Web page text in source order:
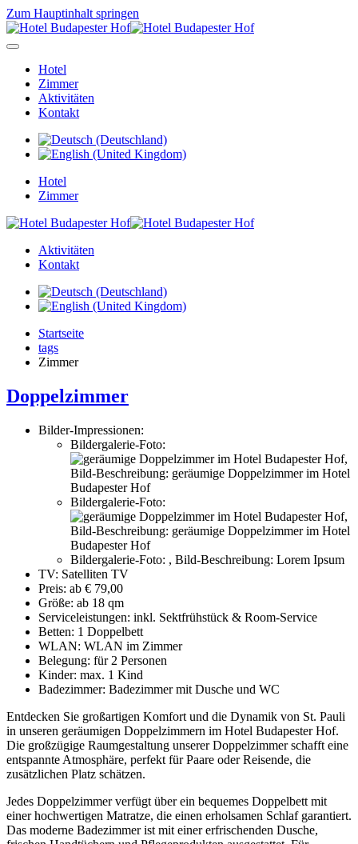
Zum Hauptinhalt springen
Hotel
Zimmer
Aktivitäten
Kontakt
Hotel
Zimmer
Aktivitäten
Kontakt
Startseite
tags
Zimmer
Doppelzimmer
Bilder-Impressionen:
Bildergalerie-Foto:
,
Bild-Beschreibung: geräumige Doppelzimmer im Hotel
Budapester Hof
Bildergalerie-Foto:
,
Bild-Beschreibung: geräumige Doppelzimmer im Hotel
Budapester Hof
Bildergalerie-Foto: , Bild-Beschreibung: Lorem Ipsum
TV: Satelliten TV
Preis: ab € 79,00
Größe: ab 18 qm
Serviceleistungen: inkl. Sektfrühstück & Room-Service
Betten: 1 Doppelbett
WLAN: WLAN im Zimmer
Belegung: für 2 Personen
Kinder: max. 1 Kind
Badezimmer: Badezimmer mit Dusche und WC
Entdecken Sie großartigen Komfort und die Dynamik von St. Pauli
in unseren geräumigen Doppelzimmern im Hotel Budapester Hof.
Die großzügige Raumgestaltung unserer Doppelzimmer schafft eine
entspannte Atmosphäre, perfekt für Paare oder Reisende, die
zusätzlichen Platz schätzen.
Jedes Doppelzimmer verfügt über ein bequemes Doppelbett mit
einer hochwertigen Matratze, die einen erholsamen Schlaf garantiert.
Das moderne Badezimmer ist mit einer erfrischenden Dusche,